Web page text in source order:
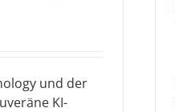
und der
KI-